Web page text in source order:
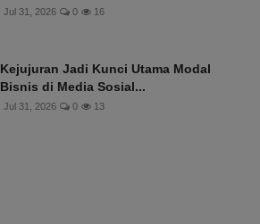
Jul 31, 2026 0 16
Kejujuran Jadi Kunci Utama Modal
Bisnis di Media Sosial...
Jul 31, 2026 0 13